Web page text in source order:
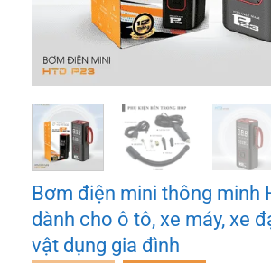
Bơm điện mini thông minh
dành cho ô tô, xe máy, xe
vật dụng gia đình